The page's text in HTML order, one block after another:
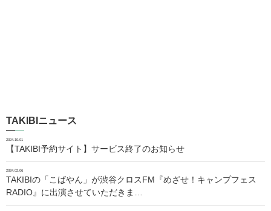
TAKIBIニュース
2024.10.01
【TAKIBI予約サイト】サービス終了のお知らせ
2024.02.06
TAKIBIの「こばやん」が渋谷クロスFM『めざせ！キャンプフェス
RADIO』に出演させていただきま…